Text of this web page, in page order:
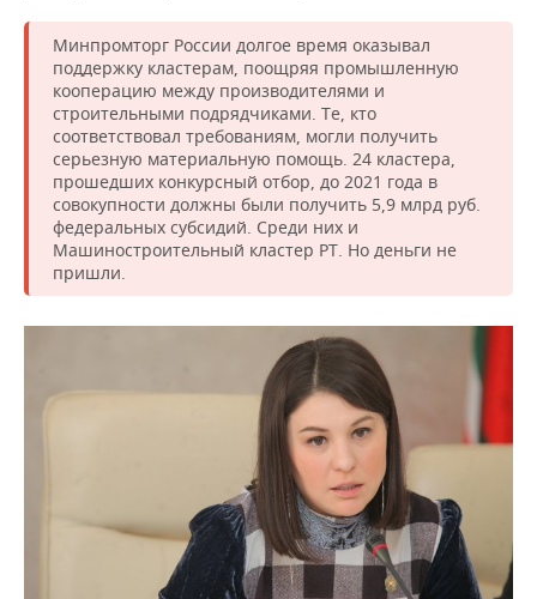
Минпромторг России долгое время оказывал
поддержку кластерам, поощряя промышленную
кооперацию между производителями и
строительными подрядчиками. Те, кто
соответствовал требованиям, могли получить
серьезную материальную помощь. 24 кластера,
прошедших конкурсный отбор, до 2021 года в
совокупности должны были получить 5,9 млрд руб.
федеральных субсидий. Среди них и
Машиностроительный кластер РТ. Но деньги не
пришли.